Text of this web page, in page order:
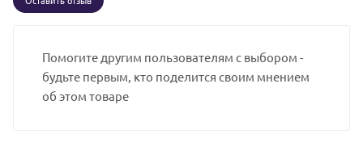
Помогите другим пользователям с выбором -
будьте первым, кто поделится своим мнением
об этом товаре